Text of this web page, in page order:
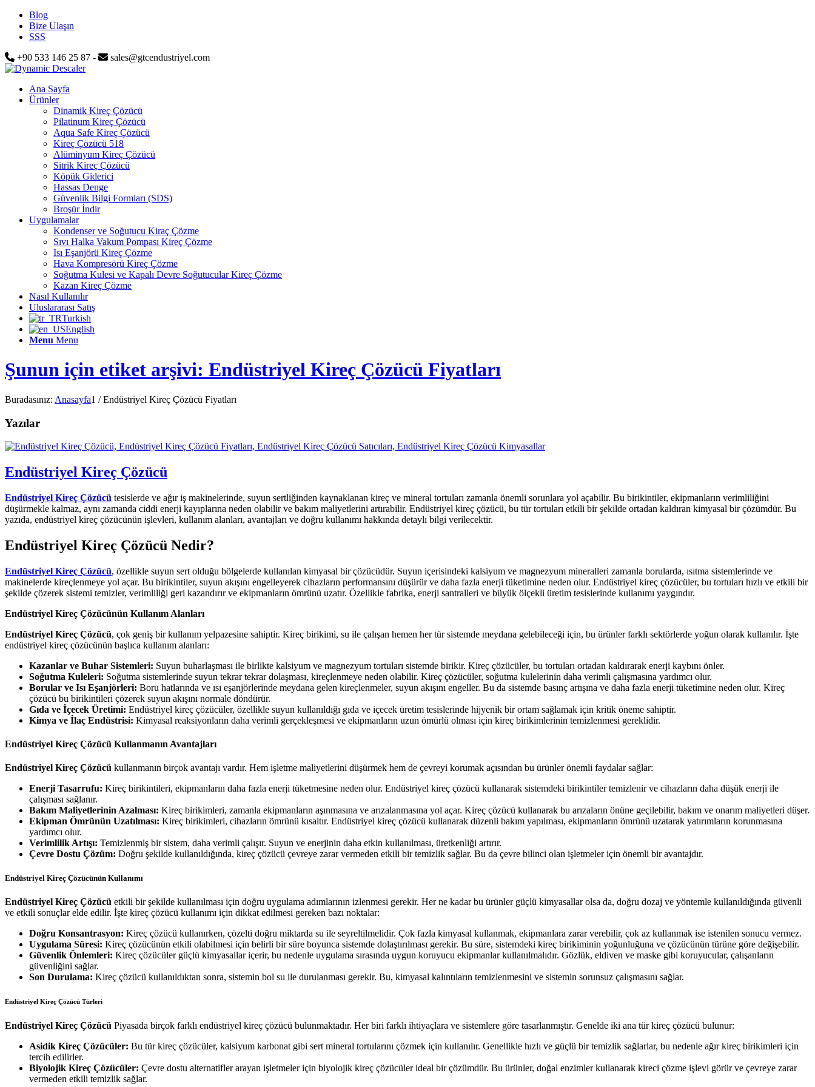
Blog
Bize Ulaşın
SSS
+90 533 146 25 87 -
sales@gtcendustriyel.com
Ana Sayfa
Ürünler
Dinamik Kireç Çözücü
Pilatinum Kireç Çözücü
Aqua Safe Kireç Çözücü
Kireç Çözücü 518
Alüminyum Kireç Çözücü
Sitrik Kireç Çözücü
Köpük Giderici
Hassas Denge
Güvenlik Bilgi Formları (SDS)
Broşür İndir
Uygulamalar
Kondenser ve Soğutucu Kiraç Çözme
Sıvı Halka Vakum Pompası Kireç Çözme
Isı Eşanjörü Kireç Çözme
Hava Kompresörü Kireç Çözme
Soğutma Kulesi ve Kapalı Devre Soğutucular Kireç Çözme
Kazan Kireç Çözme
Nasıl Kullanılır
Uluslararası Satış
Turkish
English
Menu Menu
Şunun için etiket arşivi: Endüstriyel Kireç Çözücü Fiyatları
Buradasınız: Anasayfa1 / Endüstriyel Kireç Çözücü Fiyatları
Yazılar
Endüstriyel Kireç Çözücü
Endüstriyel Kireç Çözücü tesislerde ve ağır iş makinelerinde, suyun sertliğinden kaynaklanan kireç ve mineral tortuları zamanla önemli sorunlara yol açabilir. Bu birikintiler, ekipmanların verimliliğini
düşürmekle kalmaz, aynı zamanda ciddi enerji kayıplarına neden olabilir ve bakım maliyetlerini artırabilir. Endüstriyel kireç çözücü, bu tür tortuları etkili bir şekilde ortadan kaldıran kimyasal bir çözümdür. Bu
yazıda, endüstriyel kireç çözücünün işlevleri, kullanım alanları, avantajları ve doğru kullanımı hakkında detaylı bilgi verilecektir.
Endüstriyel Kireç Çözücü Nedir?
Endüstriyel Kireç Çözücü, özellikle suyun sert olduğu bölgelerde kullanılan kimyasal bir çözücüdür. Suyun içerisindeki kalsiyum ve magnezyum mineralleri zamanla borularda, ısıtma sistemlerinde ve
makinelerde kireçlenmeye yol açar. Bu birikintiler, suyun akışını engelleyerek cihazların performansını düşürür ve daha fazla enerji tüketimine neden olur. Endüstriyel kireç çözücüler, bu tortuları hızlı ve etkili bir
şekilde çözerek sistemi temizler, verimliliği geri kazandırır ve ekipmanların ömrünü uzatır. Özellikle fabrika, enerji santralleri ve büyük ölçekli üretim tesislerinde kullanımı yaygındır.
Endüstriyel Kireç Çözücünün Kullanım Alanları
Endüstriyel Kireç Çözücü, çok geniş bir kullanım yelpazesine sahiptir. Kireç birikimi, su ile çalışan hemen her tür sistemde meydana gelebileceği için, bu ürünler farklı sektörlerde yoğun olarak kullanılır. İşte
endüstriyel kireç çözücünün başlıca kullanım alanları:
Kazanlar ve Buhar Sistemleri: Suyun buharlaşması ile birlikte kalsiyum ve magnezyum tortuları sistemde birikir. Kireç çözücüler, bu tortuları ortadan kaldırarak enerji kaybını önler.
Soğutma Kuleleri: Soğutma sistemlerinde suyun tekrar tekrar dolaşması, kireçlenmeye neden olabilir. Kireç çözücüler, soğutma kulelerinin daha verimli çalışmasına yardımcı olur.
Borular ve Isı Eşanjörleri: Boru hatlarında ve ısı eşanjörlerinde meydana gelen kireçlenmeler, suyun akışını engeller. Bu da sistemde basınç artışına ve daha fazla enerji tüketimine neden olur. Kireç
çözücü bu birikintileri çözerek suyun akışını normale döndürür.
Gıda ve İçecek Üretimi: Endüstriyel kireç çözücüler, özellikle suyun kullanıldığı gıda ve içecek üretim tesislerinde hijyenik bir ortam sağlamak için kritik öneme sahiptir.
Kimya ve İlaç Endüstrisi: Kimyasal reaksiyonların daha verimli gerçekleşmesi ve ekipmanların uzun ömürlü olması için kireç birikimlerinin temizlenmesi gereklidir.
Endüstriyel Kireç Çözücü Kullanmanın Avantajları
Endüstriyel Kireç Çözücü kullanmanın birçok avantajı vardır. Hem işletme maliyetlerini düşürmek hem de çevreyi korumak açısından bu ürünler önemli faydalar sağlar:
Enerji Tasarrufu: Kireç birikintileri, ekipmanların daha fazla enerji tüketmesine neden olur. Endüstriyel kireç çözücü kullanarak sistemdeki birikintiler temizlenir ve cihazların daha düşük enerji ile
çalışması sağlanır.
Bakım Maliyetlerinin Azalması: Kireç birikimleri, zamanla ekipmanların aşınmasına ve arızalanmasına yol açar. Kireç çözücü kullanarak bu arızaların önüne geçilebilir, bakım ve onarım maliyetleri düşer.
Ekipman Ömrünün Uzatılması: Kireç birikimleri, cihazların ömrünü kısaltır. Endüstriyel kireç çözücü kullanarak düzenli bakım yapılması, ekipmanların ömrünü uzatarak yatırımların korunmasına
yardımcı olur.
Verimlilik Artışı: Temizlenmiş bir sistem, daha verimli çalışır. Suyun ve enerjinin daha etkin kullanılması, üretkenliği artırır.
Çevre Dostu Çözüm: Doğru şekilde kullanıldığında, kireç çözücü çevreye zarar vermeden etkili bir temizlik sağlar. Bu da çevre bilinci olan işletmeler için önemli bir avantajdır.
Endüstriyel Kireç Çözücünün Kullanımı
Endüstriyel Kireç Çözücü etkili bir şekilde kullanılması için doğru uygulama adımlarının izlenmesi gerekir. Her ne kadar bu ürünler güçlü kimyasallar olsa da, doğru dozaj ve yöntemle kullanıldığında güvenli
ve etkili sonuçlar elde edilir. İşte kireç çözücü kullanımı için dikkat edilmesi gereken bazı noktalar:
Doğru Konsantrasyon: Kireç çözücü kullanırken, çözelti doğru miktarda su ile seyreltilmelidir. Çok fazla kimyasal kullanmak, ekipmanlara zarar verebilir, çok az kullanmak ise istenilen sonucu vermez.
Uygulama Süresi: Kireç çözücünün etkili olabilmesi için belirli bir süre boyunca sistemde dolaştırılması gerekir. Bu süre, sistemdeki kireç birikiminin yoğunluğuna ve çözücünün türüne göre değişebilir.
Güvenlik Önlemleri: Kireç çözücüler güçlü kimyasallar içerir, bu nedenle uygulama sırasında uygun koruyucu ekipmanlar kullanılmalıdır. Gözlük, eldiven ve maske gibi koruyucular, çalışanların
güvenliğini sağlar.
Son Durulama: Kireç çözücü kullanıldıktan sonra, sistemin bol su ile durulanması gerekir. Bu, kimyasal kalıntıların temizlenmesini ve sistemin sorunsuz çalışmasını sağlar.
Endüstriyel Kireç Çözücü Türleri
Endüstriyel Kireç Çözücü Piyasada birçok farklı endüstriyel kireç çözücü bulunmaktadır. Her biri farklı ihtiyaçlara ve sistemlere göre tasarlanmıştır. Genelde iki ana tür kireç çözücü bulunur:
Asidik Kireç Çözücüler: Bu tür kireç çözücüler, kalsiyum karbonat gibi sert mineral tortularını çözmek için kullanılır. Genellikle hızlı ve güçlü bir temizlik sağlarlar, bu nedenle ağır kireç birikimleri için
tercih edilirler.
Biyolojik Kireç Çözücüler: Çevre dostu alternatifler arayan işletmeler için biyolojik kireç çözücüler ideal bir çözümdür. Bu ürünler, doğal enzimler kullanarak kireci çözme işlevi görür ve çevreye zarar
vermeden etkili temizlik sağlar.